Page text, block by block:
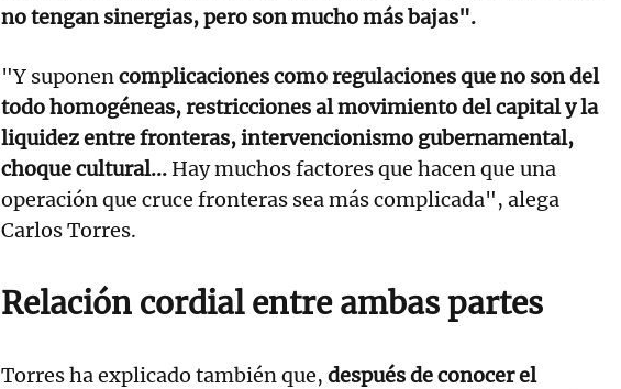
no tengan sinergias, pero son mucho más bajas".
"Y suponencomplicaciones como regulaciones que no son del
todo homogéneas, restricciones al movimiento del capital y la
liquidez entre fronteras, intervencionismo gubernamental,
choque cultural... Hay muchos factores que hacen que una
operación que cruce fronteras sea más complicada", alega
Carlos Torres.
Relación cordial entre ambas partes
Torres ha explicado también que, después de conocer el